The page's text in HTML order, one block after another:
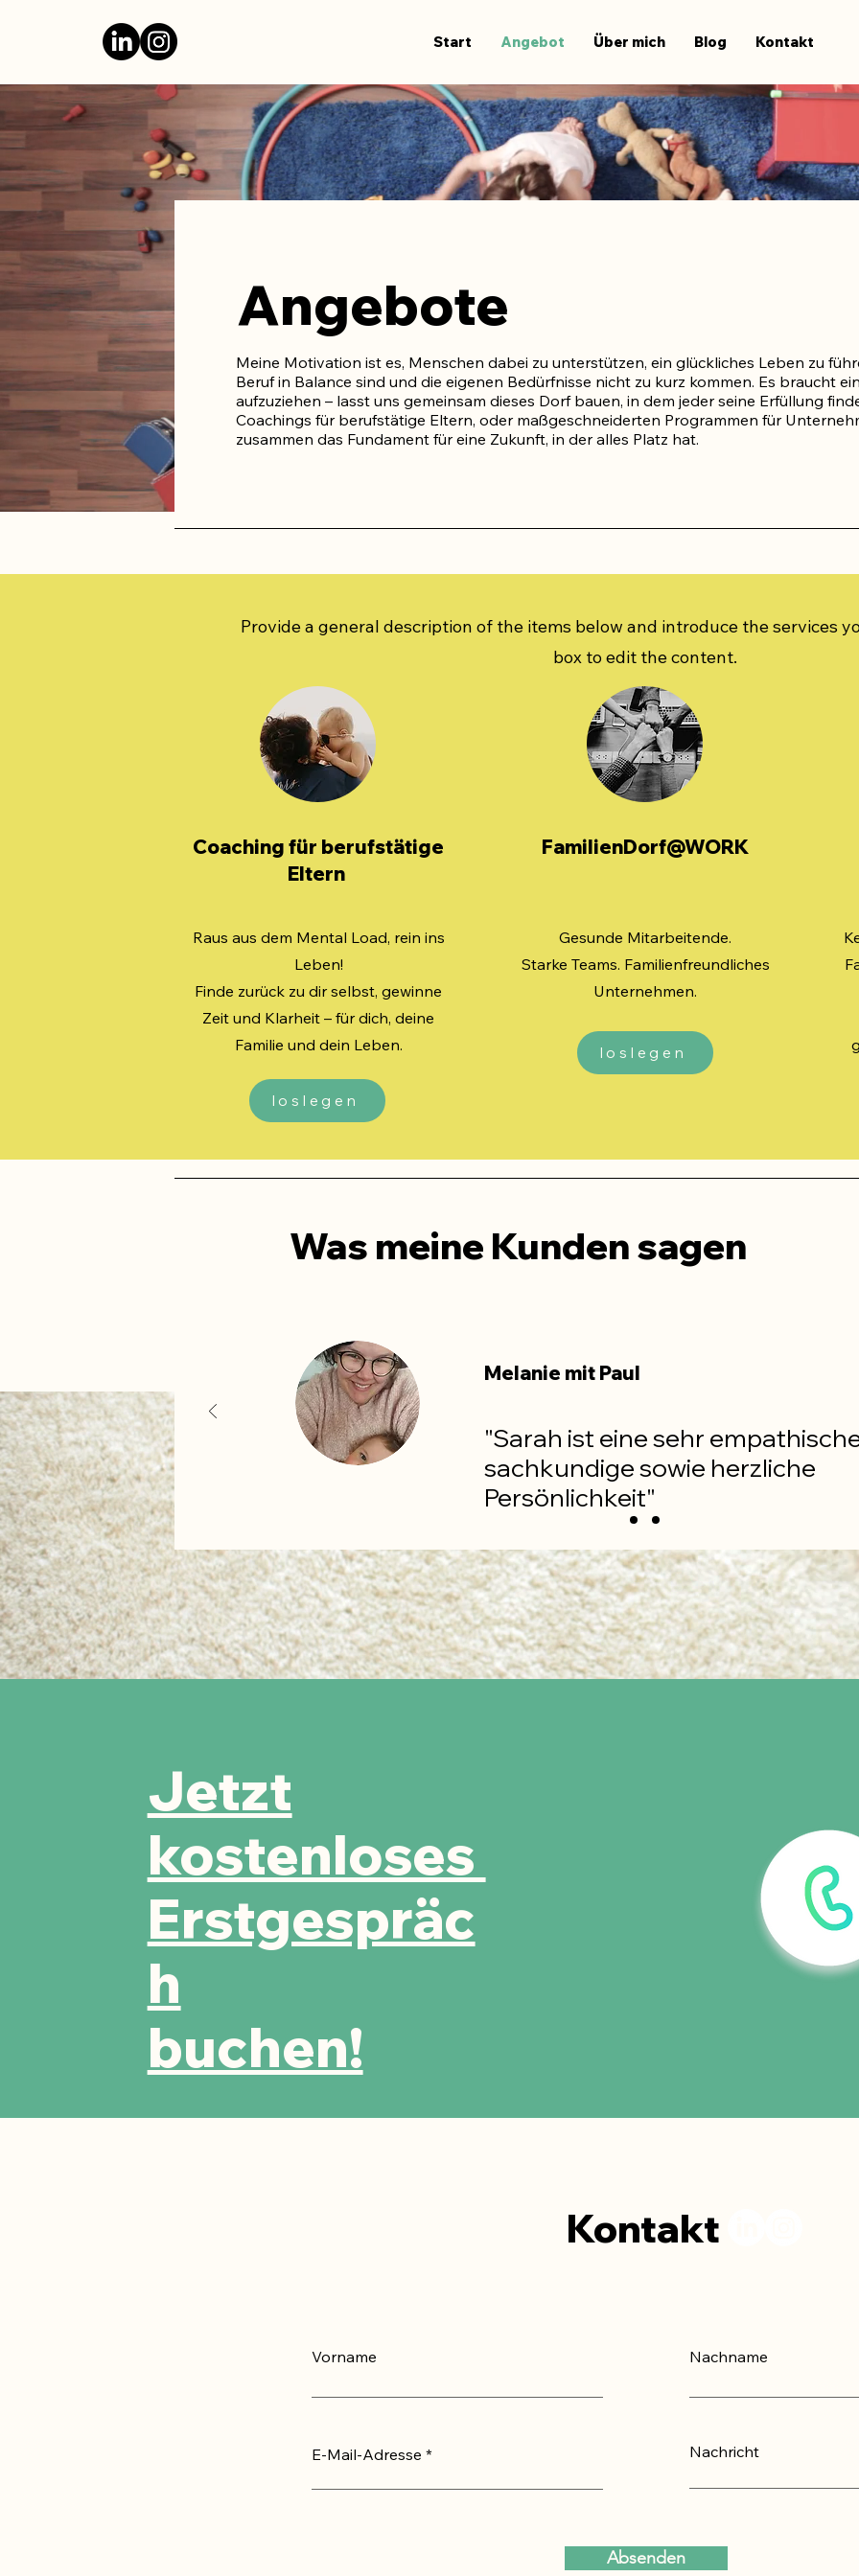
Start Angebot Über mich Blog Kontakt
Angebote
Meine Motivation ist es, Menschen dabei zu unterstützen, ein glückliches Leben zu
Beruf in Balance sind und die eigenen Bedürfnisse nicht zu kurz kommen. Es braucht
aufzuziehen – lasst uns gemeinsam dieses Dorf bauen, in dem jeder seine Erfüllung
Coachings für berufstätige Eltern, oder maßgeschneiderten Programmen für
zusammen das Fundament für eine Zukunft, in der alles Platz hat.
Provide a general description of the items below and introduce the services
box to edit the content.
Coaching für berufstätige
Eltern
Raus aus dem Mental Load, rein ins
Leben!
Finde zurück zu dir selbst, gewinne
Zeit und Klarheit – für dich, deine
Familie und dein Leben.
loslegen
FamilienDorf@WORK
Gesunde Mitarbeitende.
Starke Teams. Familienfreundliches
Unternehmen.
loslegen
Was meine Kunden sagen
Melanie mit Paul
"Sarah ist eine sehr
sachkundige sowie herzliche
Persönlichkeit"
Jetzt
kostenloses
Erstgespräc
h
buchen!
Kontakt
Vorname
E-Mail-Adresse
Nachname
Nachricht
Absenden